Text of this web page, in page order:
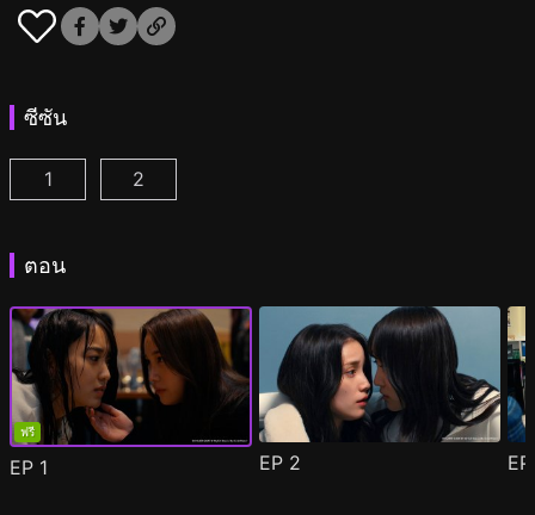
ซีซัน
เชสเซอร์เกม W : บอสนางร้ายเป็นแฟนเก่าฉัน ตอนที่ 1
1 เชสเซอร์เกม W2: รักนี้สวรรค์เป็นใจ ตอนที่ 1
2
ตอน
ฟรี
EP 1 EP 2